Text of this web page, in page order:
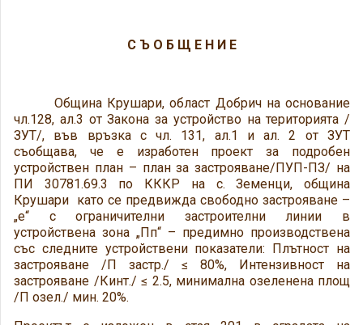
С Ъ О Б Щ Е Н И Е
Община Крушари, област Добрич на основание
чл.128, ал.3 от Закона за устройство на територията /
ЗУТ/, във връзка с чл. 131, ал.1 и ал. 2 от ЗУТ
съобщава, че е изработен проект за подробен
устройствен план – план за застрояване/ПУП-ПЗ/ на
ПИ 30781.69.3 по КККР на с. Земенци, община
Крушари като се предвижда свободно застрояване –
„е“ с ограничителни застроителни линии в
устройствена зона „Пп“ – предимно производствена
със следните устройствени показатели: Плътност на
застрояване /П застр./ ≤ 80%, Интензивност на
застрояване /Кинт./ ≤ 2.5, минимална озеленена площ
/П озел./ мин. 20%.